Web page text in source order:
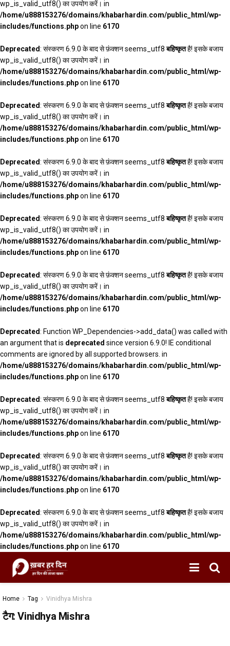
wp_is_valid_utf8() का उपयोग करें। in
/home/u888153276/domains/khabarhardin.com/public_html/wp-
includes/functions.phpon line 6170
Deprecated: संस्करण 6.9.0 के बाद से फ़ंक्शन seems_utf8बहिष्कृतहै! इसके बजाय
wp_is_valid_utf8() का उपयोग करें। in
/home/u888153276/domains/khabarhardin.com/public_html/wp-
includes/functions.phpon line 6170
Deprecated: संस्करण 6.9.0 के बाद से फ़ंक्शन seems_utf8बहिष्कृतहै! इसके बजाय
wp_is_valid_utf8() का उपयोग करें। in
/home/u888153276/domains/khabarhardin.com/public_html/wp-
includes/functions.phpon line 6170
Deprecated: संस्करण 6.9.0 के बाद से फ़ंक्शन seems_utf8बहिष्कृतहै! इसके बजाय
wp_is_valid_utf8() का उपयोग करें। in
/home/u888153276/domains/khabarhardin.com/public_html/wp-
includes/functions.phpon line 6170
Deprecated: संस्करण 6.9.0 के बाद से फ़ंक्शन seems_utf8बहिष्कृतहै! इसके बजाय
wp_is_valid_utf8() का उपयोग करें। in
/home/u888153276/domains/khabarhardin.com/public_html/wp-
includes/functions.phpon line 6170
Deprecated: संस्करण 6.9.0 के बाद से फ़ंक्शन seems_utf8बहिष्कृतहै! इसके बजाय
wp_is_valid_utf8() का उपयोग करें। in
/home/u888153276/domains/khabarhardin.com/public_html/wp-
includes/functions.phpon line 6170
Deprecated: Function WP_Dependencies->add_data() was called with
an argument that is deprecated since version 6.9.0! IE conditional
comments are ignored by all supported browsers. in
/home/u888153276/domains/khabarhardin.com/public_html/wp-
includes/functions.phpon line 6170
Deprecated: संस्करण 6.9.0 के बाद से फ़ंक्शन seems_utf8बहिष्कृतहै! इसके बजाय
wp_is_valid_utf8() का उपयोग करें। in
/home/u888153276/domains/khabarhardin.com/public_html/wp-
includes/functions.phpon line 6170
Deprecated: संस्करण 6.9.0 के बाद से फ़ंक्शन seems_utf8बहिष्कृतहै! इसके बजाय
wp_is_valid_utf8() का उपयोग करें। in
/home/u888153276/domains/khabarhardin.com/public_html/wp-
includes/functions.phpon line 6170
Deprecated: संस्करण 6.9.0 के बाद से फ़ंक्शन seems_utf8बहिष्कृतहै! इसके बजाय
wp_is_valid_utf8() का उपयोग करें। in
/home/u888153276/domains/khabarhardin.com/public_html/wp-
includes/functions.phpon line 6170
Home Tag Vinidhya Mishra
टैग:Vinidhya Mishra